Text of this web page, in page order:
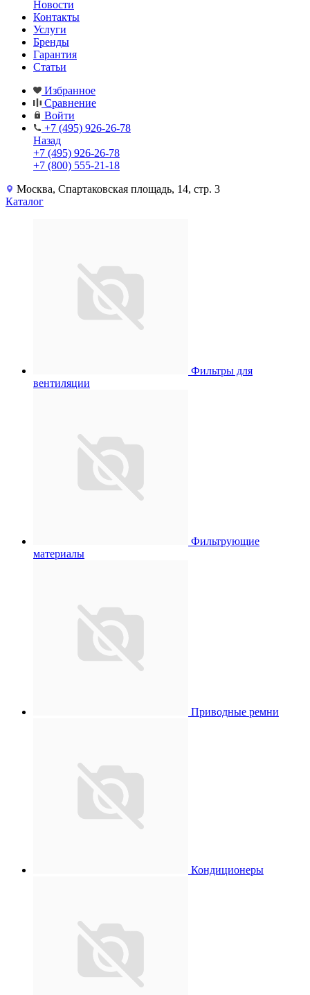
Новости
Контакты
Услуги
Бренды
Гарантия
Статьи
Избранное
Сравнение
Войти
+7 (495) 926-26-78
Назад
+7 (495) 926-26-78
+7 (800) 555-21-18
Москва, Спартаковская площадь, 14, стр. 3
Каталог
Фильтры для
вентиляции
Фильтрующие
материалы
Приводные ремни
Кондиционеры